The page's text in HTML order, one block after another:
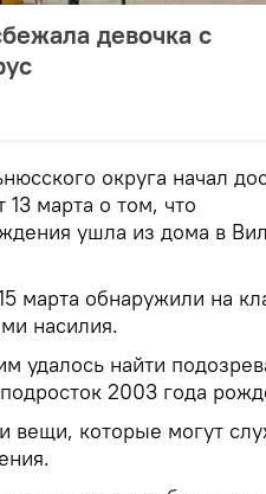
девочка с
округа начал
марта о том, что
ушла из дома в
марта обнаружили на
насилия.
удалось найти
2003 года
вещи, которые могут